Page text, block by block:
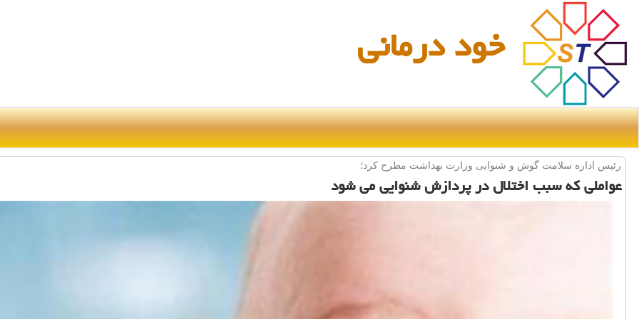
خود درمانی
رئیس اداره سلامت گوش و شنوایی وزارت بهداشت مطرح كرد؛
عواملی كه سبب اختلال در پردازش شنوایی می شود